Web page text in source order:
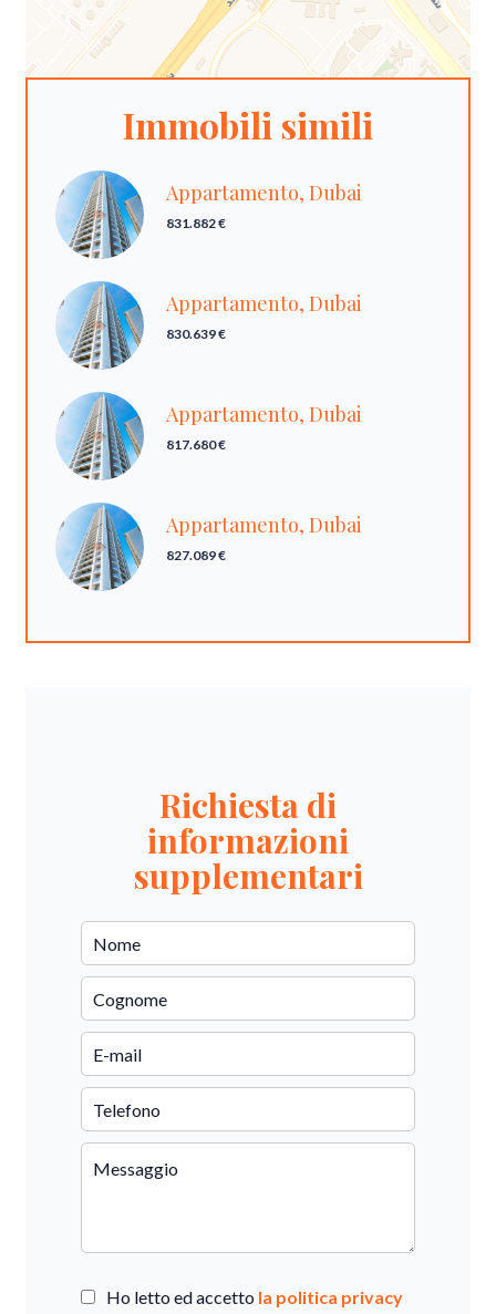
Immobili simili
Appartamento, Dubai
831.882 €
Appartamento, Dubai
830.639 €
Appartamento, Dubai
817.680 €
Appartamento, Dubai
827.089 €
Richiesta di
informazioni
supplementari
Ho letto ed accetto la politica privacy